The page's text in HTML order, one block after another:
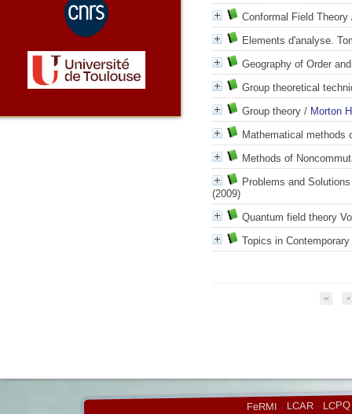
Conformal Field Theory
Elements d'analyse.
Geography of Order
Group theoretical
Group theory / Morton
Mathematical methods
Methods of
Problems and
(2009)
Quantum field theory
Topics in
FeRMI - LCAR- LCPQ